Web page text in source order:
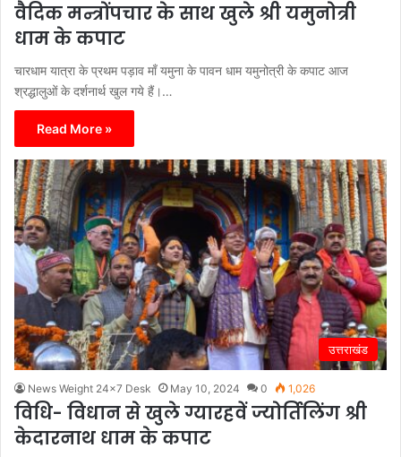
वैदिक मन्त्रोंपचार के साथ खुले श्री यमुनोत्री
धाम के कपाट
चारधाम यात्रा के प्रथम पड़ाव माँ यमुना के पावन धाम यमुनोत्री के कपाट आज
श्रद्धालुओं के दर्शनार्थ खुल गये हैं।…
Read More »
उत्तराखंड
News Weight 24x7 Desk May 10, 2024 0 1,026
विधि- विधान से खुले ग्यारहवें ज्योर्तिलिंग श्री
केदारनाथ धाम के कपाट